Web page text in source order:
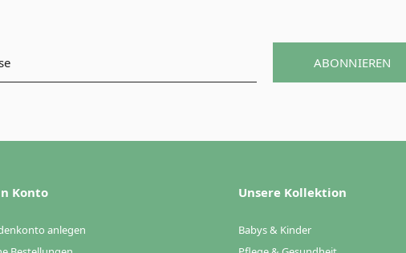
ABONNIEREN
Konto
anlegen
Unsere Kollektion
Babys & Kinder